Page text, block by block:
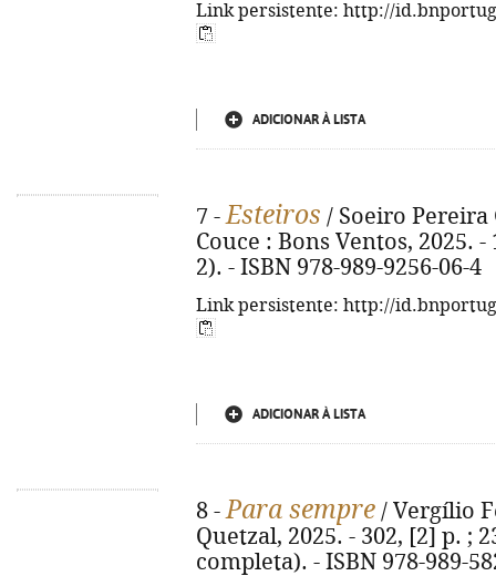
Link persistente: http://
ADICIONAR À LISTA
7 -Esteiros / Soeiro Pereira
Couce : Bons Ventos, 2025.
2). - ISBN 978-989-9256-06-4
Link persistente: http://
ADICIONAR À LISTA
8 -Para sempre / Vergílio
Quetzal, 2025. - 302, [2] p. ;
completa). - ISBN 978-989-